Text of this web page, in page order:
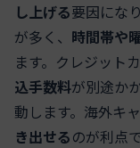
し上げる要因にな
が多く、 時間帯や
ます。クレジット
込手数料が別途か
動します。海外キ
き出せるのが利点